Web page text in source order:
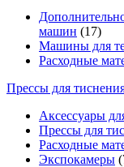
машин (17)
Машины для
Расходные
Прессы для
Аксессуары
Прессы для
Расходные
Экспокамеры